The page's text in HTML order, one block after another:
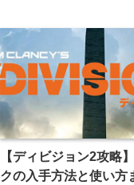
【ディビジョン2攻略
クの入手方法と使い方